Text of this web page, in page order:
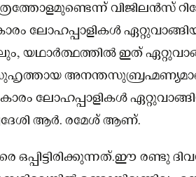
വിജിലൻസ്
ലോഹപ്പാളികൾ
യഥാർത്ഥത്തിൽ ഇത്
സുഹൃത്തായ
ലോഹപ്പാളികൾ
ആർ. രമേശ് ആണ്.
ഒപ്പിട്ടിരിക്കുന്നത്.ഈ രണ്ടു